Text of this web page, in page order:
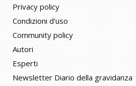
Privacy policy
Condizioni d'uso
Community policy
Autori
Esperti
Newsletter Diario della gravidanza